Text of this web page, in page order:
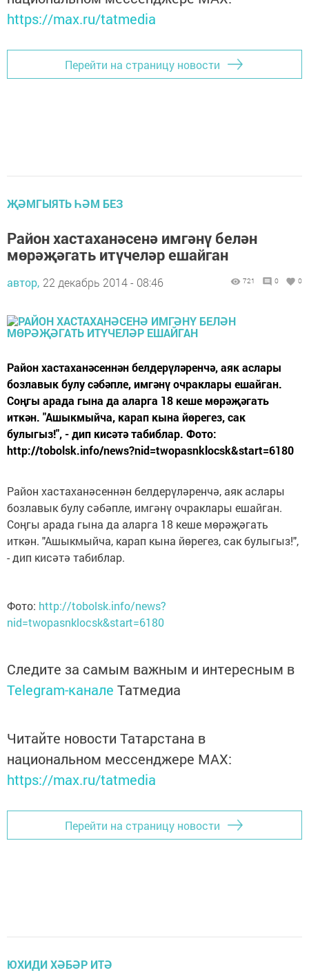
https://max.ru/tatmedia
Перейти на страницу новости
ҖӘМГЫЯТЬ ҺӘМ БЕЗ
Район хастаханәсенә имгәнү белән
мөрәҗәгать итүчеләр ешайган
автор, 22 декабрь 2014 - 08:46 721 0 0
Район хастаханәсеннән белдерүләренчә, аяк аслары
бозлавык булу сәбәпле, имгәнү очраклары ешайган.
Соңгы арада гына да аларга 18 кеше мөрәҗәгать
иткән. "Ашыкмыйча, карап кына йөрегез, сак
булыгыз!", - дип кисәтә табиблар. Фото:
http://tobolsk.info/news?nid=twopasnklocsk&start=6180
Район хастаханәсеннән белдерүләренчә, аяк аслары
бозлавык булу сәбәпле, имгәнү очраклары ешайган.
Соңгы арада гына да аларга 18 кеше мөрәҗәгать
иткән. "Ашыкмыйча, карап кына йөрегез, сак булыгыз!",
- дип кисәтә табиблар.
Фото: http://tobolsk.info/news?
nid=twopasnklocsk&start=6180
Следите за самым важным и интересным в
Telegram-канале Татмедиа
Читайте новости Татарстана в
национальном мессенджере MАХ:
https://max.ru/tatmedia
Перейти на страницу новости
ЮХИДИ ХӘБӘР ИТӘ